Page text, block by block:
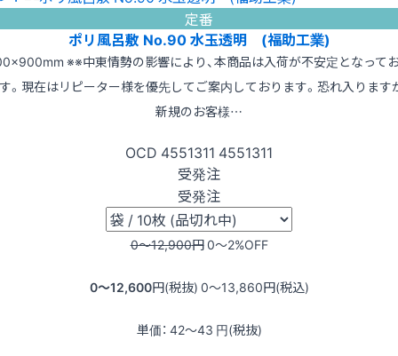
定番
ポリ風呂敷 No.90 水玉透明 (福助工業)
※※中東情勢の影響により、本商品は入荷が不安定となって
。現在はリピーター様を優先してご案内しております。恐れ入ります
新規のお客様…
OCD 4551311 4551311
受発注
受発注
0〜12,900円0〜2%OFF
0〜12,600円(税抜) 0〜13,860円(税込)
単価： 42〜43 円(税抜)